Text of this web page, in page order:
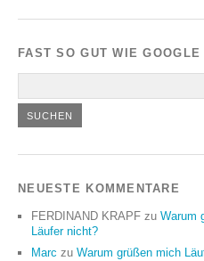
FAST SO GUT WIE GOOGLE
NEUESTE KOMMENTARE
FERDINAND KRAPF zu Warum
Läufer nicht?
Marc zu Warum grüßen mich